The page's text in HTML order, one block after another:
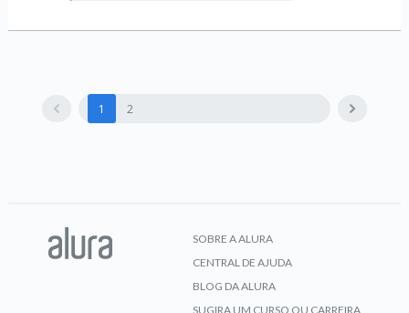
1 2
SOBRE A ALURA
CENTRAL DE AJUDA
BLOG DA ALURA
SUGIRA UM CURSO OU CARREIRA